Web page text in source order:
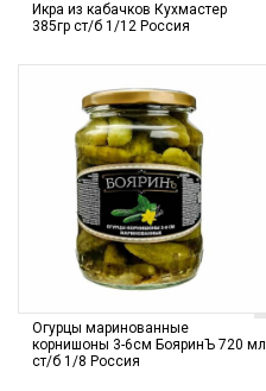
Икра из кабачков Кухмастер
385гр ст/б 1/12 Россия
Огурцы маринованные
корнишоны 3-6см БояринЪ 720 мл
ст/б 1/8 Россия